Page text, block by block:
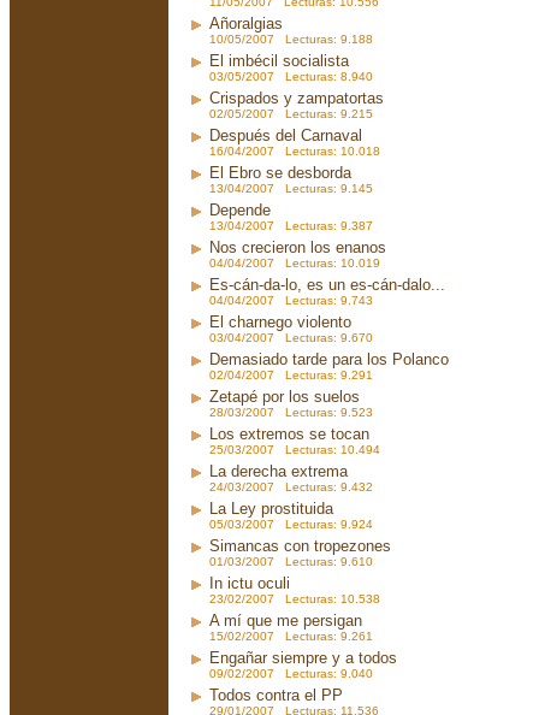
Añoralgias
10/05/2007 Lecturas: 9.188
El imbécil socialista
03/05/2007 Lecturas: 8.940
Crispados y zampatortas
02/05/2007 Lecturas: 9.215
Después del Carnaval
16/04/2007 Lecturas: 10.018
El Ebro se desborda
13/04/2007 Lecturas: 9.145
Depende
13/04/2007 Lecturas: 9.387
Nos crecieron los enanos
04/04/2007 Lecturas: 10.019
Es-cán-da-lo, es un es-cán-dalo...
04/04/2007 Lecturas: 9.743
El charnego violento
03/04/2007 Lecturas: 9.670
Demasiado tarde para los Polanco
02/04/2007 Lecturas: 9.291
Zetapé por los suelos
28/03/2007 Lecturas: 9.523
Los extremos se tocan
25/03/2007 Lecturas: 10.494
La derecha extrema
24/03/2007 Lecturas: 9.432
La Ley prostituida
05/03/2007 Lecturas: 9.924
Simancas con tropezones
01/03/2007 Lecturas: 9.610
In ictu oculi
23/02/2007 Lecturas: 10.538
A mí que me persigan
15/02/2007 Lecturas: 9.261
Engañar siempre y a todos
09/02/2007 Lecturas: 9.040
Todos contra el PP
29/01/2007 Lecturas: 11.536